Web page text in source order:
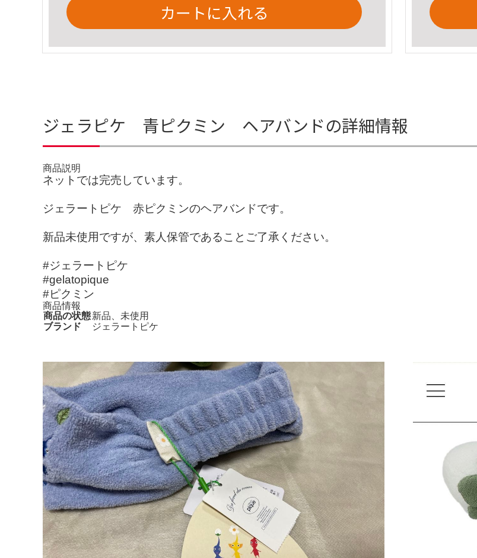
カートに入れる
ジェラピケ 青ピクミン ヘアバンドの詳細情報
商品説明
ネットでは完売しています。
ジェラートピケ 赤ピクミンのヘアバンドです。
新品未使用ですが、素人保管であることご了承ください。
#ジェラートピケ
#gelatopique
#ピクミン
商品情報
商品の状態新品、未使用
ブランド
ジェラートピケ